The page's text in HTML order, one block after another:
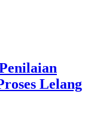
Lelang